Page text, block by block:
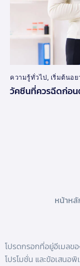
ความรู้ทั่วไป, เริ่มต้นอ
วัคซีนที่ควรฉีดก่อน
หน้าหลั
โปรดกรอกที่อยู่อีเมลข
โปรโมชั่น และข้อเสนอพิ